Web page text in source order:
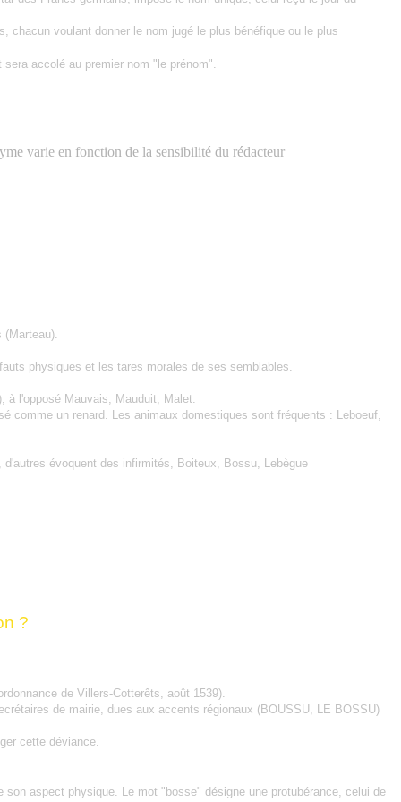
voulant donner le nom jugé le plus bénéfique ou le plus
accolé au premier nom "le prénom".
varie en fonction de la sensibilité du rédacteur
(Marteau).
physiques et les tares morales de ses semblables.
à l'opposé Mauvais, Mauduit, Malet.
comme un renard. Les animaux domestiques sont fréquents : Leboeuf,
évoquent des infirmités, Boiteux, Bossu, Lebègue
?
de Villers-Cotterêts, août 1539).
de mairie, dues aux accents régionaux (BOUSSU, LE BOSSU)
cette déviance.
aspect physique. Le mot "bosse" désigne une protubérance, celui de